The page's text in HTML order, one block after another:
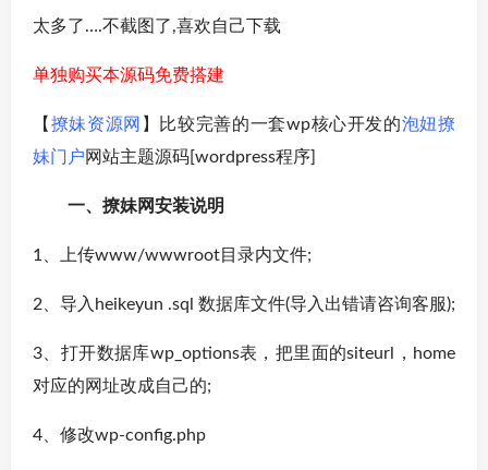
太多了….不截图了,喜欢自己下载
单独购买本源码免费搭建
【 撩妹资源网 】比较完善的一套wp核心开发的泡妞撩
妹门户网站主题源码[wordpress程序]
一、撩妹网安装说明
1、上传www/wwwroot目录内文件;
2、导入heikeyun .sql 数据库文件(导入出错请咨询客服);
3、打开数据库wp_options表，把里面的siteurl，home
对应的网址改成自己的;
4、修改wp-config.php